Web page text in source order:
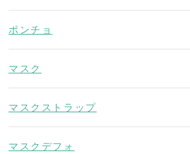
ポンチョ
マスク
マスクストラップ
マスクデフォ